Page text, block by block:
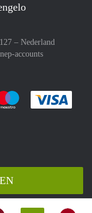
– Nederland
accounts
af met Paypal
gemakkelijk af met
Je rekent